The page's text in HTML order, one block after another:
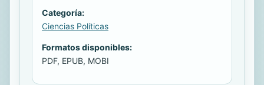
Categoría:
Ciencias Políticas
Formatos disponibles:
PDF, EPUB, MOBI